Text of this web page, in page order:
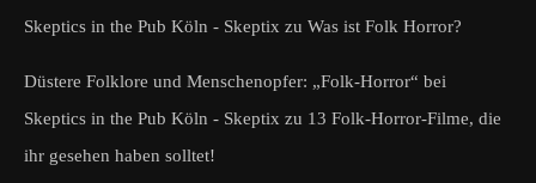
Skeptics in the Pub Köln - Skeptix zu Was ist Folk Horror?
Düstere Folklore und Menschenopfer: „Folk-Horror“ bei
Skeptics in the Pub Köln - Skeptix zu 13 Folk-Horror-Filme, die
ihr gesehen haben solltet!